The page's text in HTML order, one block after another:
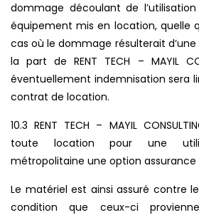
dommage découlant de
équipement mis en location, quelle
cas où le dommage résulterait
la part de RENT TECH – MAYIL
éventuellement indemnisation sera
contrat de location.
10.3 RENT TECH – MAYIL
toute location pour une
métropolitaine une option assurance
Le matériel est ainsi assuré contre
condition que ceux-ci